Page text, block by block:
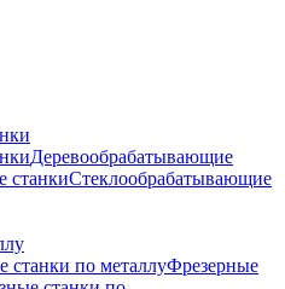
Деревообрабатывающие
станкиСтеклообрабатывающие
станки по металлуФрезерные